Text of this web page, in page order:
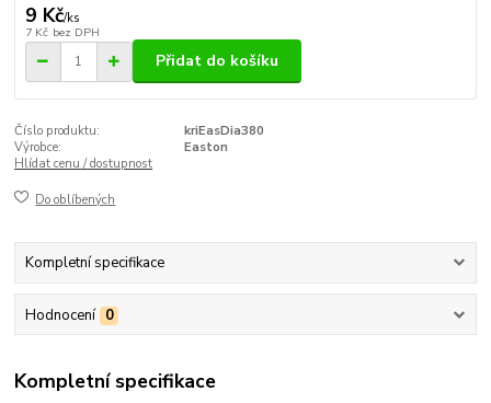
9 Kč/ks
7 Kč bez DPH
Přidat do košíku
Číslo produktu:
kriEasDia380
Výrobce:
Easton
Hlídat cenu / dostupnost
Do oblíbených
Kompletní specifikace
Hodnocení 0
Kompletní specifikace